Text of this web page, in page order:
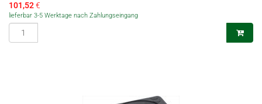
101,52€
lieferbar 3-5 Werktage nach Zahlungseingang